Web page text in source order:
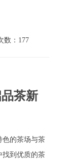
数：177
茶新
色的茶场与茶
找到优质的茶